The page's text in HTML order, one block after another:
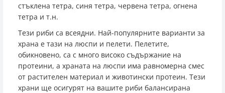
стъклена тетра, синя тетра, червена тетра, огнена
тетра и т.н.
Тези риби са всеядни. Най-популярните варианти за
храна е тази на люспи и пелети. Пелетите,
обикновено, са с много високо съдържание на
протеини, а храната на люспи има равномерна смес
от растителен материал и животински протеин. Тези
храни ще осигурят на вашите риби балансирана